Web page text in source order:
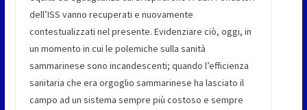
dell’ISS vanno recuperati e nuovamente
contestualizzati nel presente. Evidenziare ciò, oggi, in
un momento in cui le polemiche sulla sanità
sammarinese sono incandescenti; quando l’efficienza
sanitaria che era orgoglio sammarinese ha lasciato il
campo ad un sistema sempre più costoso e sempre